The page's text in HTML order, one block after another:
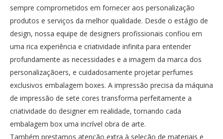
sempre comprometidos em fornecer aos personalização
produtos e serviços da melhor qualidade. Desde o estágio de
design, nossa equipe de designers profissionais confiou em
uma rica experiência e criatividade infinita para entender
profundamente as necessidades e a imagem da marca dos
personalizaçãoers, e cuidadosamente projetar perfumes
exclusivos embalagem boxes. A impressão precisa da máquina
de impressão de sete cores transforma perfeitamente a
criatividade do designer em realidade, tornando cada
embalagem box uma incrível obra de arte.
Também prestamos atenção extra à seleção de materiais e